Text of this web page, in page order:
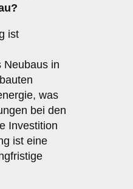
ist
Neubaus in
was
bei den
Investition
ist eine